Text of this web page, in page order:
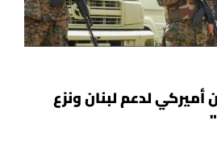
لدعم لبنان ونزع